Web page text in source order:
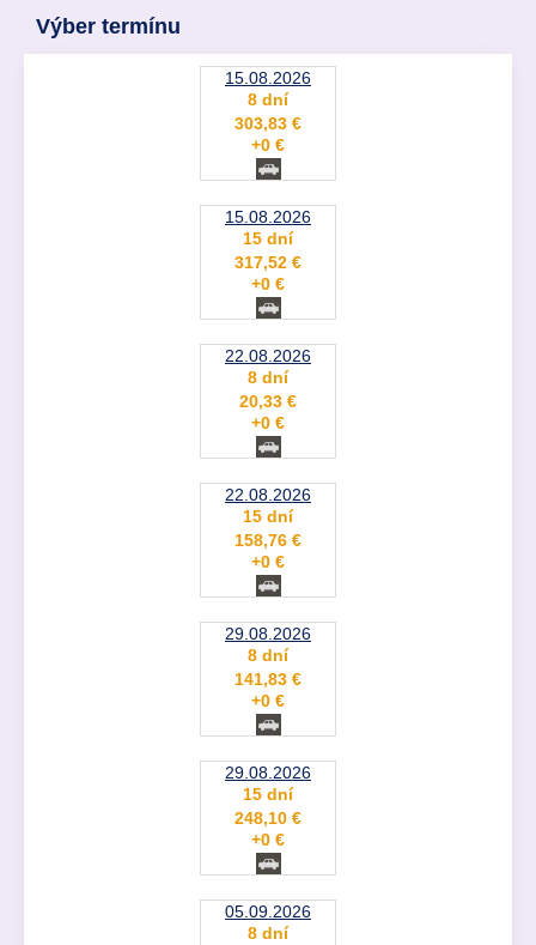
Výber termínu
15.08.2026
8 dní
303,83 €
+0 €
15.08.2026
15 dní
317,52 €
+0 €
22.08.2026
8 dní
20,33 €
+0 €
22.08.2026
15 dní
158,76 €
+0 €
29.08.2026
8 dní
141,83 €
+0 €
29.08.2026
15 dní
248,10 €
+0 €
05.09.2026
8 dní